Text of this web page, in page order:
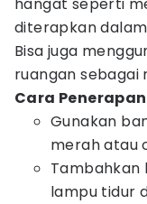
diterapkan
Bisa juga
ruangan sebagai
Cara
Gunakan
merah atau
Tambahkan
lampu tidur